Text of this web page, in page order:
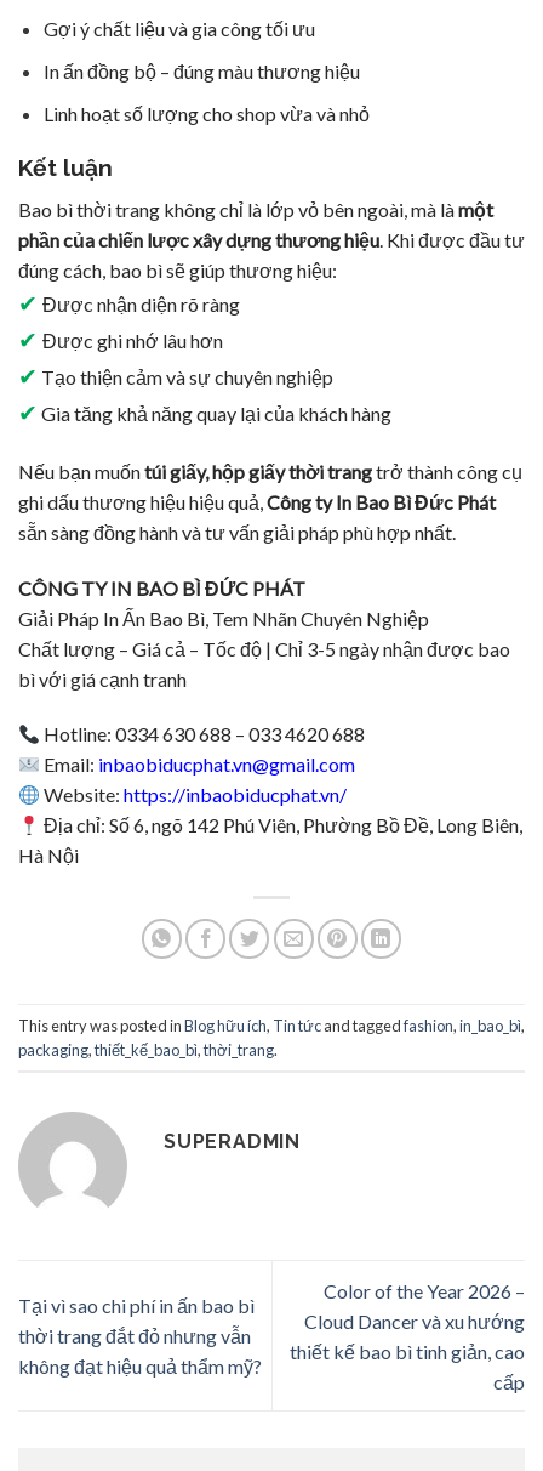
Gợi ý chất liệu và gia công tối ưu
In ấn đồng bộ – đúng màu thương hiệu
Linh hoạt số lượng cho shop vừa và nhỏ
Kết luận
Bao bì thời trang không chỉ là lớp vỏ bên ngoài, mà làmột
phần của chiến lược xây dựng thương hiệu. Khi được đầu tư
đúng cách, bao bì sẽ giúp thương hiệu:
✔ Được nhận diện rõ ràng
✔ Được ghi nhớ lâu hơn
✔ Tạo thiện cảm và sự chuyên nghiệp
✔ Gia tăng khả năng quay lại của khách hàng
Nếu bạn muốntúi giấy, hộp giấy thời trangtrở thành công cụ
ghi dấu thương hiệu hiệu quả,Công ty In Bao Bì Đức Phát
sẵn sàng đồng hành và tư vấn giải pháp phù hợp nhất.
CÔNG TY IN BAO BÌ ĐỨC PHÁT
Giải Pháp In Ấn Bao Bì, Tem Nhãn Chuyên Nghiệp
Chất lượng – Giá cả – Tốc độ | Chỉ 3-5 ngày nhận được bao
bì với giá cạnh tranh
Hotline: 0334 630 688 – 033 4620 688
Email: inbaobiducphat.vn@gmail.com
Website:https://inbaobiducphat.vn/
Địa chỉ: Số 6, ngõ 142 Phú Viên, Phường Bồ Đề, Long Biên,
Hà Nội
This entry was posted inBlog hữu ích, Tin tứcand taggedfashion,in_bao_bì,
packaging,thiết_kế_bao_bì,thời_trang.
SUPERADMIN
Tại vì sao chi phí in ấn bao bì
thời trang đắt đỏ nhưng vẫn
không đạt hiệu quả thẩm mỹ?
Color of the Year 2026 –
Cloud Dancer và xu hướng
thiết kế bao bì tinh giản, cao
cấp